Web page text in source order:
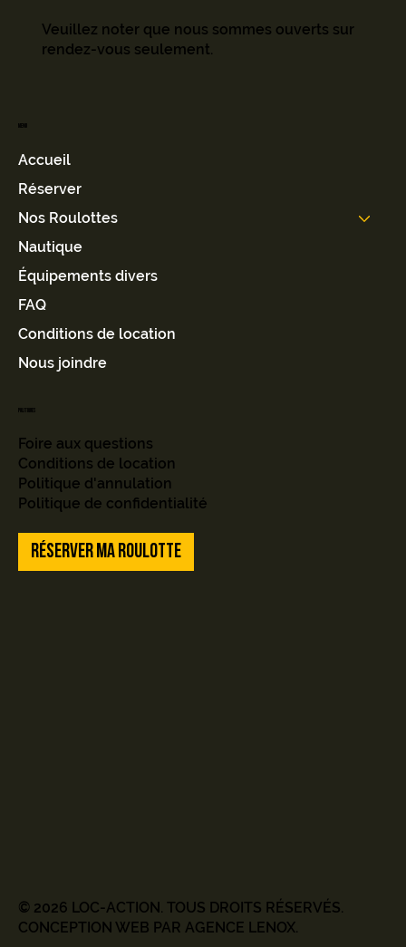
© 2026 LOC-ACTION. TOUS DROITS RÉSERVÉS.
CONCEPTION WEB PAR AGENCE LENOX.
Politiques
Foire aux questions
Conditions de location
Politique d'annulation
Politique de confidentialité
RÉSERVER MA ROULOTTE
Menu
Accueil
Réserver
Nos Roulottes
Nautique
Équipements divers
FAQ
Conditions de location
Nous joindre
Veuillez noter que nous sommes ouverts sur
rendez-vous seulement.